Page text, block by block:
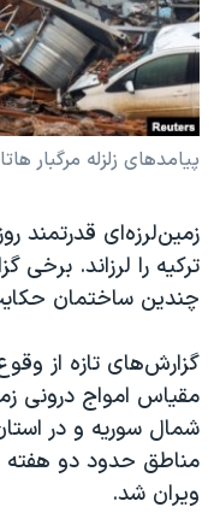
فرهنگ و زندگی
حقوق شهروندی
اقتصادی
علم و فناوری
گالری عکس
آرشیو پخش زنده
مستندها
انتخابات ریاست جمهوری
حمله جمهوری اسلامی
رمز مهسا
اعتراضات زن، زندگی،
مجموعه مستندهای
دادگاه حمید نوری
چهل سال گروگان‌گیری
قانون شفافیت دارائی
اعتراضات مردمی آبان ۹۸
دنبال کنید
پیامدهای زلزله مرگبار
زمین‌لرزه‌ای قدرتمند
ترکیه را لرزاند. برخی
چندین ساختمان
مقیاس امواج درونی
شمال سوریه و در
مناطق حدود دو هفته
ویران شد.